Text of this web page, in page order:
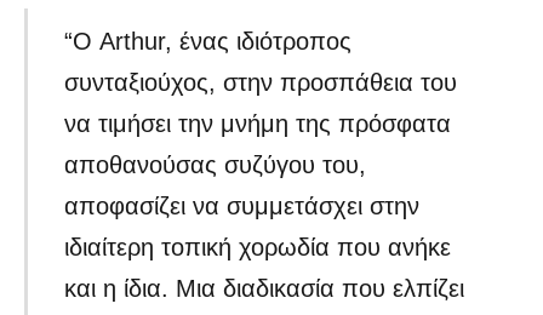
“Ο Arthur, ένας ιδιότροπος
συνταξιούχος, στην προσπάθεια του
να τιμήσει την μνήμη της πρόσφατα
αποθανούσας συζύγου του,
αποφασίζει να συμμετάσχει στην
ιδιαίτερη τοπική χορωδία που ανήκε
και η ίδια. Μια διαδικασία που ελπίζει